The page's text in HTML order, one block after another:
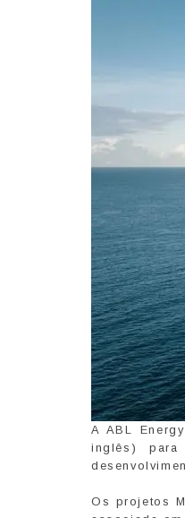
A ABL
inglês)
Os projetos